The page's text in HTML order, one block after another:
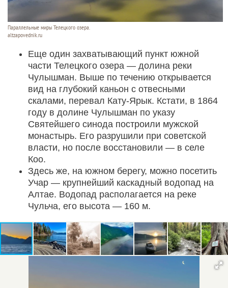
Параллельные миры Телецкого озера.
altzapovednik.ru
Еще один захватывающий пункт южной
части Телецкого озера — долина реки
Чулышман. Выше по течению открывается
вид на глубокий каньон с отвесными
скалами, перевал Кату-Ярык. Кстати, в 1864
году в долине Чулышман по указу
Святейшего синода построили мужской
монастырь. Его разрушили при советской
власти, но после восстановили — в селе
Коо.
Здесь же, на южном берегу, можно посетить
Учар — крупнейший каскадный водопад на
Алтае. Водопад располагается на реке
Чульча, его высота — 160 м.